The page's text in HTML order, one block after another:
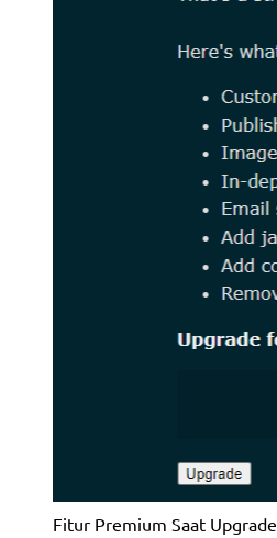
Fitur Premium Saat Upgrade